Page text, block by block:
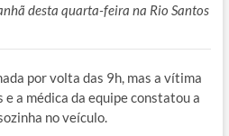
desta quarta-feira na Rio Santos
por volta das 9h, mas a vítima
a médica da equipe constatou a
no veículo.